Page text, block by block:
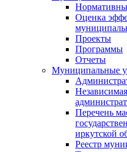
Оценка
Проекты
Программы
Отчеты
Муниципальные
Перечень
иркутской
Реестр